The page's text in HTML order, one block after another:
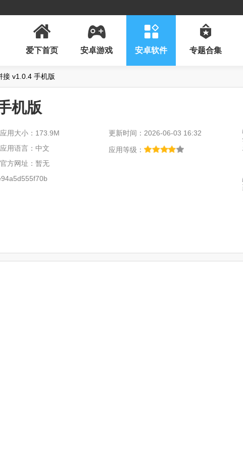
爱下首页 安卓游戏 安卓软件 专题合集
v1.0.4 手机版
机版
应用大小：173.9M
更新时间：2026-06-03 16:32
应用语言：中文
应用等级：
官方网址：暂无